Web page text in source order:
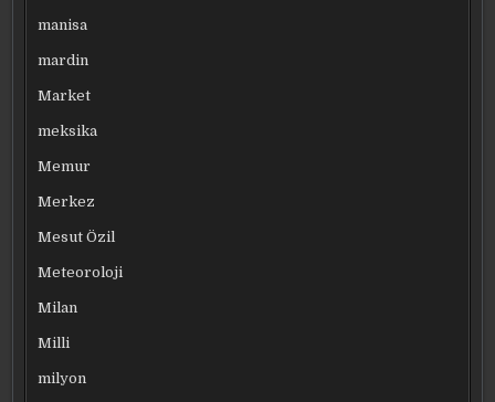
manisa
mardin
Market
meksika
Memur
Merkez
Mesut Özil
Meteoroloji
Milan
Milli
milyon